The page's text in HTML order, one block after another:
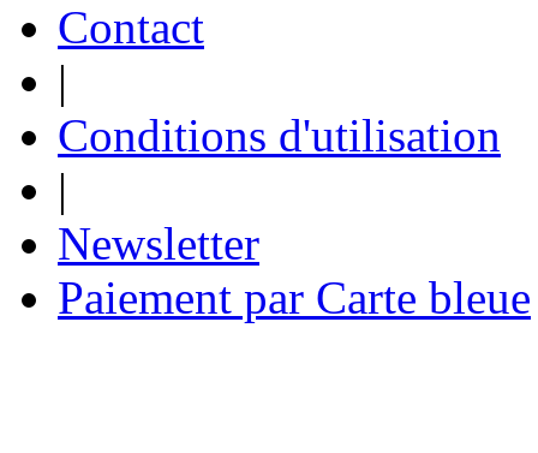
Contact
|
Conditions d'utilisation
|
Newsletter
Paiement par Carte bleue